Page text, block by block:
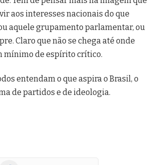
aos interesses nacionais do que
aquele grupamento parlamentar, ou
Claro que não se chega até onde
mínimo de espírito crítico.
entendam o que aspira o Brasil, o
de partidos e de ideologia.